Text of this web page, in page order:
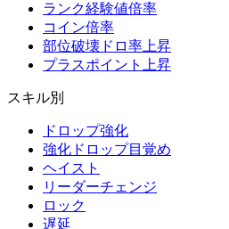
ランク経験値倍率
コイン倍率
部位破壊ドロ率上昇
プラスポイント上昇
スキル別
ドロップ強化
強化ドロップ目覚め
ヘイスト
リーダーチェンジ
ロック
遅延